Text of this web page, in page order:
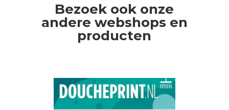
Bezoek ook onze
andere webshops en
producten